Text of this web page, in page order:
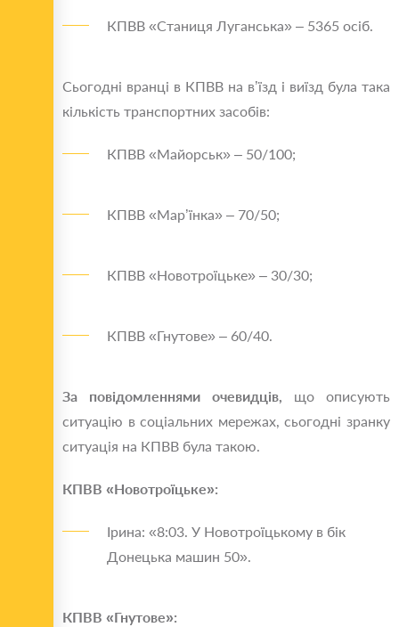
КПВВ «Станиця Луганська» – 5365 осіб.
Сьогодні вранці в КПВВ на в’їзд і виїзд була така
кількість транспортних засобів:
КПВВ «Майорськ» – 50/100;
КПВВ «Мар’їнка» – 70/50;
КПВВ «Новотроїцьке» – 30/30;
КПВВ «Гнутове» – 60/40.
За повідомленнями очевидців, що описують
ситуацію в соціальних мережах, сьогодні зранку
ситуація на КПВВ була такою.
КПВВ «Новотроїцьке»:
Ірина: «8:03. У Новотроїцькому в бік
Донецька машин 50».
КПВВ «Гнутове»: